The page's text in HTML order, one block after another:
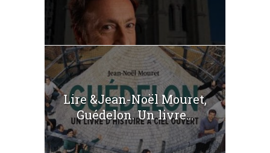
Lire &Jean-Noël Mouret,
Guédelon. Un livre...